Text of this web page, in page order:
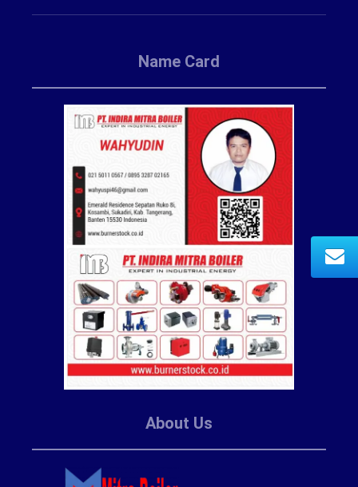
Name Card
About Us